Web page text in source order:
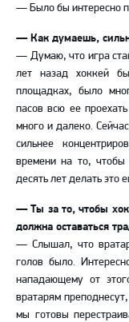
— Было бы интересно
— Как думаешь,
— Думаю, что игра
лет назад хоккей
площадках, было
пасов всю ее
много и далеко.
сильнее
времени на то, чтобы
десять лет делать это
— Ты за то, чтобы
должна оставаться
— Слышал, что
голов было.
нападающему от
вратарям
мы готовы